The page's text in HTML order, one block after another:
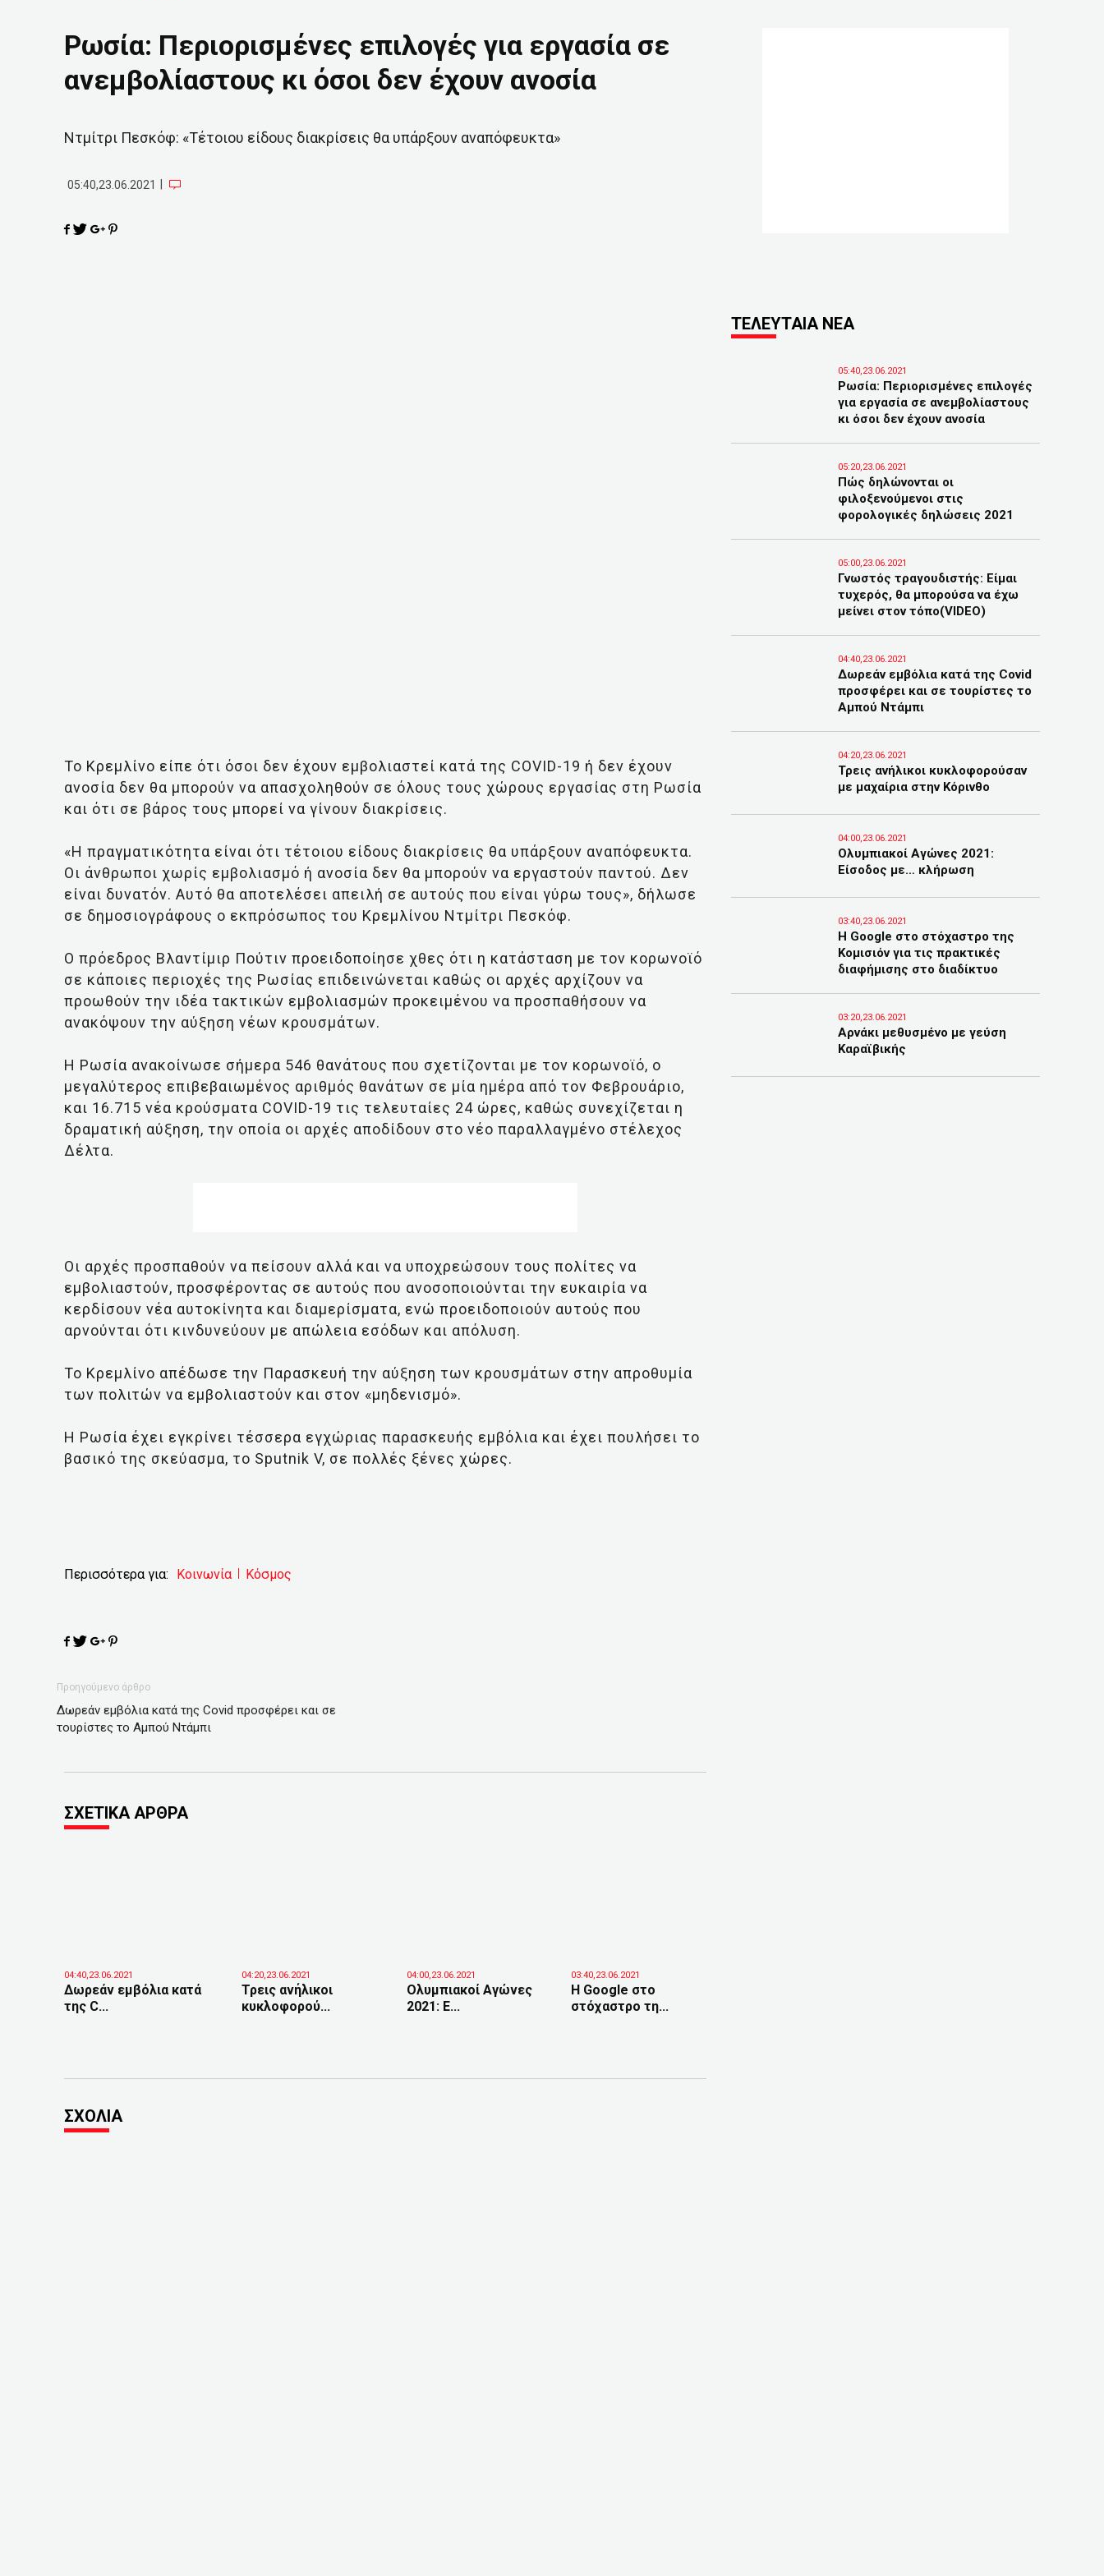
Ρωσία: Περιορισμένες επιλογές για εργασία σε
ανεμβολίαστους κι όσοι δεν έχουν ανοσία
Ντμίτρι Πεσκόφ: «Τέτοιου είδους διακρίσεις θα υπάρξουν αναπόφευκτα»
05:40,23.06.2021
Το Κρεμλίνο είπε ότι όσοι δεν έχουν εμβολιαστεί κατά της COVID-19 ή δεν έχουν
ανοσία δεν θα μπορούν να απασχοληθούν σε όλους τους χώρους εργασίας στη Ρωσία
και ότι σε βάρος τους μπορεί να γίνουν διακρίσεις.
«Η πραγματικότητα είναι ότι τέτοιου είδους διακρίσεις θα υπάρξουν αναπόφευκτα.
Οι άνθρωποι χωρίς εμβολιασμό ή ανοσία δεν θα μπορούν να εργαστούν παντού. Δεν
είναι δυνατόν. Αυτό θα αποτελέσει απειλή σε αυτούς που είναι γύρω τους», δήλωσε
σε δημοσιογράφους ο εκπρόσωπος του Κρεμλίνου Ντμίτρι Πεσκόφ.
Ο πρόεδρος Βλαντίμιρ Πούτιν προειδοποίησε χθες ότι η κατάσταση με τον κορωνοϊό
σε κάποιες περιοχές της Ρωσίας επιδεινώνεται καθώς οι αρχές αρχίζουν να
προωθούν την ιδέα τακτικών εμβολιασμών προκειμένου να προσπαθήσουν να
ανακόψουν την αύξηση νέων κρουσμάτων.
Η Ρωσία ανακοίνωσε σήμερα 546 θανάτους που σχετίζονται με τον κορωνοϊό, ο
μεγαλύτερος επιβεβαιωμένος αριθμός θανάτων σε μία ημέρα από τον Φεβρουάριο,
και 16.715 νέα κρούσματα COVID-19 τις τελευταίες 24 ώρες, καθώς συνεχίζεται η
δραματική αύξηση, την οποία οι αρχές αποδίδουν στο νέο παραλλαγμένο στέλεχος
Δέλτα.
Οι αρχές προσπαθούν να πείσουν αλλά και να υποχρεώσουν τους πολίτες να
εμβολιαστούν, προσφέροντας σε αυτούς που ανοσοποιούνται την ευκαιρία να
κερδίσουν νέα αυτοκίνητα και διαμερίσματα, ενώ προειδοποιούν αυτούς που
αρνούνται ότι κινδυνεύουν με απώλεια εσόδων και απόλυση.
Το Κρεμλίνο απέδωσε την Παρασκευή την αύξηση των κρουσμάτων στην απροθυμία
των πολιτών να εμβολιαστούν και στον «μηδενισμό».
Η Ρωσία έχει εγκρίνει τέσσερα εγχώριας παρασκευής εμβόλια και έχει πουλήσει το
βασικό της σκεύασμα, το Sputnik V, σε πολλές ξένες χώρες.
Περισσότερα για: Κοινωνία Κόσμος
Προηγούμενο άρθρο
Δωρεάν εμβόλια κατά της Covid προσφέρει και σε
τουρίστες το Αμπού Ντάμπι
ΣΧΕΤΙΚΑ ΑΡΘΡΑ
04:40,23.06.2021
Δωρεάν εμβόλια κατά
της C...
04:20,23.06.2021
Τρεις ανήλικοι
κυκλοφορού...
04:00,23.06.2021
Ολυμπιακοί Αγώνες
2021: Ε...
03:40,23.06.2021
H Google στο
στόχαστρο τη...
ΣΧΟΛΙΑ
ΤΕΛΕΥΤΑΙΑ ΝΕΑ
05:40,23.06.2021
Ρωσία: Περιορισμένες επιλογές
για εργασία σε ανεμβολίαστους
κι όσοι δεν έχουν ανοσία
05:20,23.06.2021
Πώς δηλώνονται οι
φιλοξενούμενοι στις
φορολογικές δηλώσεις 2021
05:00,23.06.2021
Γνωστός τραγουδιστής: Είμαι
τυχερός, θα μπορούσα να έχω
μείνει στον τόπο(VIDEO)
04:40,23.06.2021
Δωρεάν εμβόλια κατά της Covid
προσφέρει και σε τουρίστες το
Αμπού Ντάμπι
04:20,23.06.2021
Τρεις ανήλικοι κυκλοφορούσαν
με μαχαίρια στην Κόρινθο
04:00,23.06.2021
Ολυμπιακοί Αγώνες 2021:
Είσοδος με… κλήρωση
03:40,23.06.2021
H Google στο στόχαστρο της
Κομισιόν για τις πρακτικές
διαφήμισης στο διαδίκτυο
03:20,23.06.2021
Αρνάκι μεθυσμένο με γεύση
Καραϊβικής